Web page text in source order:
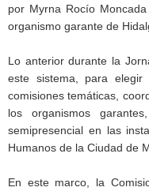
por Myrna Rocío
organismo garante de
Lo anterior durante la
este sistema, para
comisiones temáticas,
los organismos
semipresencial en las
Humanos de la Ciudad de
En este marco, la